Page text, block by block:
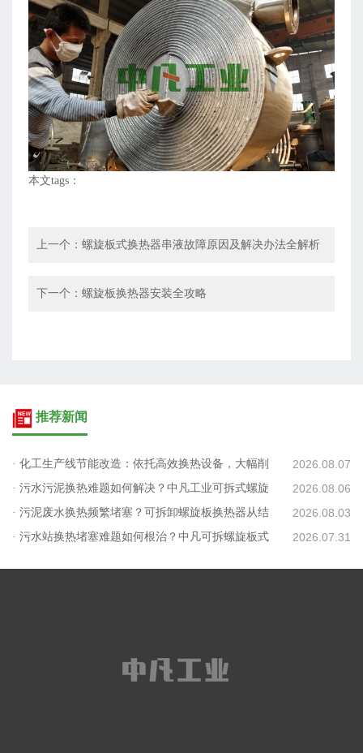
本文tags：
上一个： 螺旋板式换热器串液故障原因及解决办法全解析
下一个： 螺旋板换热器安装全攻略
推荐新闻
2026.08.07
· 化工生产线节能改造：依托高效换热设备，大幅削
减蒸汽消耗
2026.08.06
· 污水污泥换热难题如何解决？中凡工业可拆式螺旋
板给出低碳方案
2026.08.03
· 污泥废水换热频繁堵塞？可拆卸螺旋板换热器从结
构解决清洗难题
2026.07.31
· 污水站换热堵塞难题如何根治？中凡可拆螺旋板式